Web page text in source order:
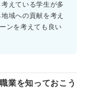
えている学生が多
域への貢献を考え
ンを考えても良い
業を知っておこう